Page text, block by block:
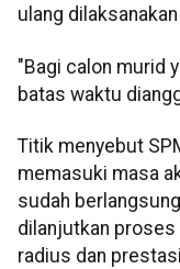
ulang
"Bagi calon murid
batas waktu
Titik menyebut
memasuki masa
sudah
dilanjutkan
radius dan